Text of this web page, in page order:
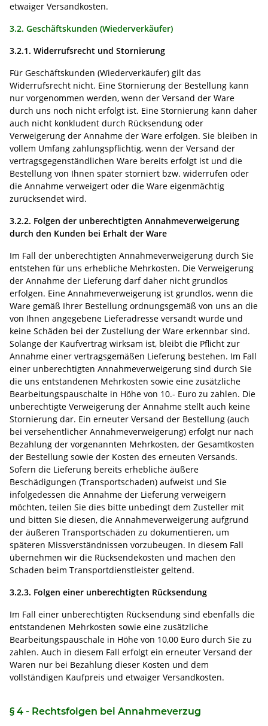
etwaiger Versandkosten.
3.2. Geschäftskunden (Wiederverkäufer)
3.2.1. Widerrufsrecht und Stornierung
Für Geschäftskunden (Wiederverkäufer) gilt das
Widerrufsrecht nicht. Eine Stornierung der Bestellung kann
nur vorgenommen werden, wenn der Versand der Ware
durch uns noch nicht erfolgt ist. Eine Stornierung kann daher
auch nicht konkludent durch Rücksendung oder
Verweigerung der Annahme der Ware erfolgen. Sie bleiben in
vollem Umfang zahlungspflichtig, wenn der Versand der
vertragsgegenständlichen Ware bereits erfolgt ist und die
Bestellung von Ihnen später storniert bzw. widerrufen oder
die Annahme verweigert oder die Ware eigenmächtig
zurücksendet wird.
3.2.2. Folgen der unberechtigten Annahmeverweigerung
durch den Kunden bei Erhalt der Ware
Im Fall der unberechtigten Annahmeverweigerung durch Sie
entstehen für uns erhebliche Mehrkosten. Die Verweigerung
der Annahme der Lieferung darf daher nicht grundlos
erfolgen. Eine Annahmeverweigerung ist grundlos, wenn die
Ware gemäß Ihrer Bestellung ordnungsgemäß von uns an die
von Ihnen angegebene Lieferadresse versandt wurde und
keine Schäden bei der Zustellung der Ware erkennbar sind.
Solange der Kaufvertrag wirksam ist, bleibt die Pflicht zur
Annahme einer vertragsgemäßen Lieferung bestehen. Im Fall
einer unberechtigten Annahmeverweigerung sind durch Sie
die uns entstandenen Mehrkosten sowie eine zusätzliche
Bearbeitungspauschalte in Höhe von 10.- Euro zu zahlen. Die
unberechtigte Verweigerung der Annahme stellt auch keine
Stornierung dar. Ein erneuter Versand der Bestellung (auch
bei versehentlicher Annahmeverweigerung) erfolgt nur nach
Bezahlung der vorgenannten Mehrkosten, der Gesamtkosten
der Bestellung sowie der Kosten des erneuten Versands.
Sofern die Lieferung bereits erhebliche äußere
Beschädigungen (Transportschaden) aufweist und Sie
infolgedessen die Annahme der Lieferung verweigern
möchten, teilen Sie dies bitte unbedingt dem Zusteller mit
und bitten Sie diesen, die Annahmeverweigerung aufgrund
der äußeren Transportschäden zu dokumentieren, um
späteren Missverständnissen vorzubeugen. In diesem Fall
übernehmen wir die Rücksendekosten und machen den
Schaden beim Transportdienstleister geltend.
3.2.3. Folgen einer unberechtigten Rücksendung
Im Fall einer unberechtigten Rücksendung sind ebenfalls die
entstandenen Mehrkosten sowie eine zusätzliche
Bearbeitungspauschale in Höhe von 10,00 Euro durch Sie zu
zahlen. Auch in diesem Fall erfolgt ein erneuter Versand der
Waren nur bei Bezahlung dieser Kosten und dem
vollständigen Kaufpreis und etwaiger Versandkosten.
§ 4 - Rechtsfolgen bei Annahmeverzug